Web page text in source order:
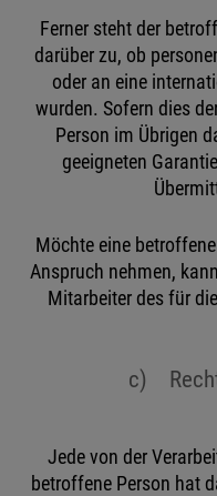
Ferner steht der
darüber zu, ob
oder an eine
wurden. Sofern dies
Person im Übrigen
geeigneten
Möchte eine
Anspruch nehmen,
Mitarbeiter des für
c)
Jede von der
betroffene Person hat